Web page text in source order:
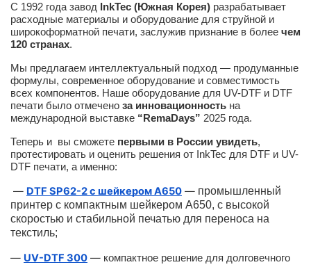
С 1992 года завод InkTec (Южная Корея) разрабатывает
расходные материалы и оборудование для струйной и
широкоформатной печати, заслужив признание в более чем
120 странах.
Мы предлагаем интеллектуальный подход — продуманные
формулы, современное оборудование и совместимость
всех компонентов. Наше оборудование для UV-DTF и DTF
печати было отмечено за инновационность на
международной выставке “RemaDays” 2025 года.
Теперь и вы сможете первыми в России увидеть,
протестировать и оценить решения от InkTec для DTF и UV-
DTF печати, а именно:
— DTF SP62-2 с шейкером A650 — промышленный
принтер с компактным шейкером А650, с высокой
скоростью и стабильной печатью для переноса на
текстиль;
— UV-DTF 300 — компактное решение для долговечного